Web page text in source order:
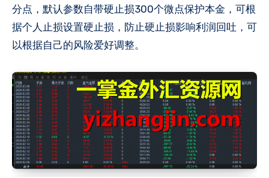
分点，默认参数自带硬止损300个微点保护本金，可根
据个人止损设置硬止损，防止硬止损影响利润回吐，可
以根据自己的风险爱好调整。